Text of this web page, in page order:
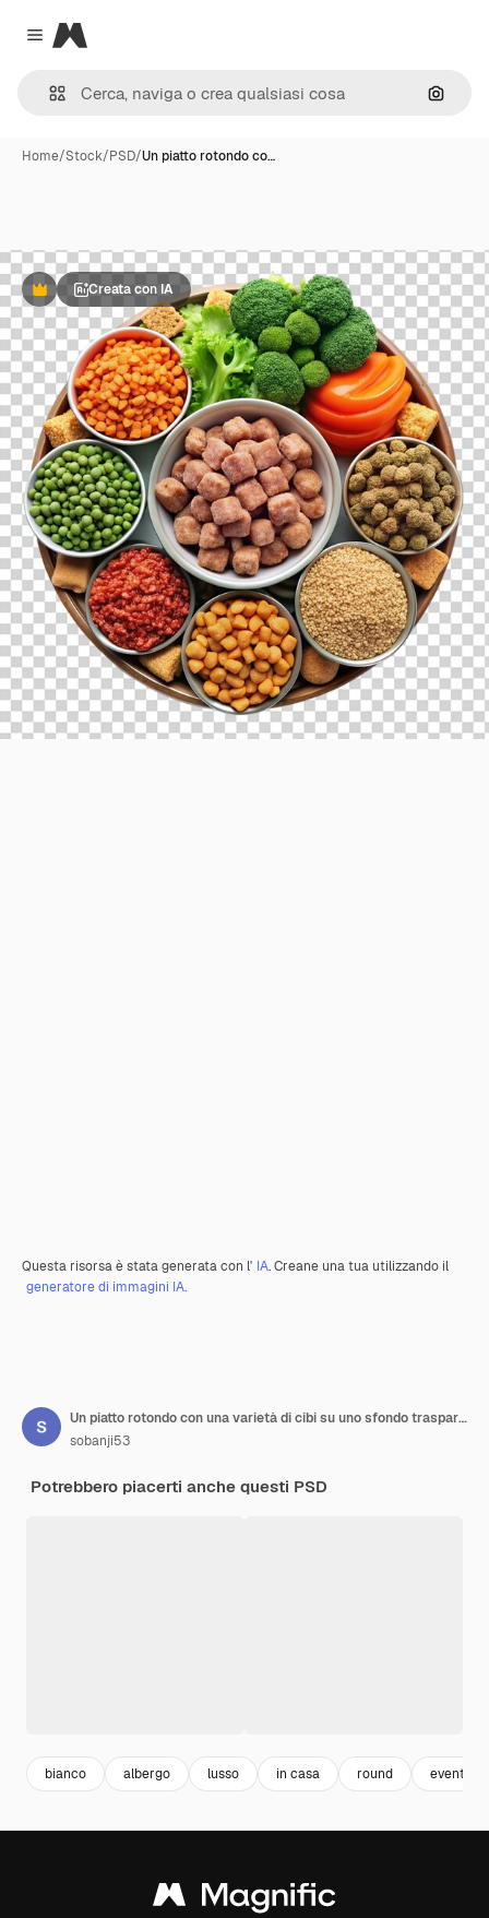
Close menu
Magnific
Cerca
Home/Stock/PSD/Un piatto rotondo co…
PremiumCreata con IA
Questa risorsa è stata generata con l' IA. Creane una tua utilizzando il
generatore di immagini IA.
Un piatto rotondo con una varietà di cibi su uno sfondo trasparente
sobanji53
Potrebbero piacerti anche questi PSD
bianco albergo lusso in casa round evento